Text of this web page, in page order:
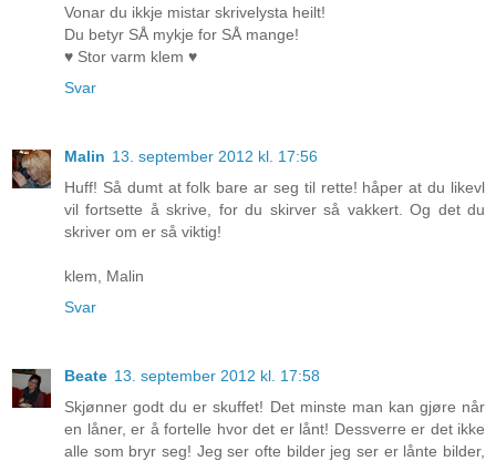
Vonar du ikkje mistar skrivelysta heilt!
Du betyr SÅ mykje for SÅ mange!
♥ Stor varm klem ♥
Svar
Malin 13. september 2012 kl. 17:56
Huff! Så dumt at folk bare ar seg til rette! håper at du likevl
vil fortsette å skrive, for du skirver så vakkert. Og det du
skriver om er så viktig!
klem, Malin
Svar
Beate 13. september 2012 kl. 17:58
Skjønner godt du er skuffet! Det minste man kan gjøre når
en låner, er å fortelle hvor det er lånt! Dessverre er det ikke
alle som bryr seg! Jeg ser ofte bilder jeg ser er lånte bilder,